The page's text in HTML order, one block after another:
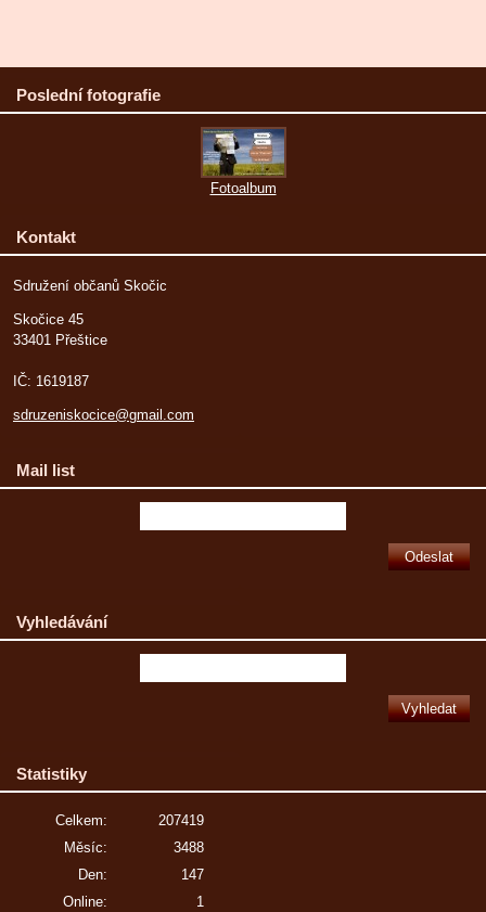
Poslední fotografie
Fotoalbum
Kontakt
Sdružení občanů Skočic
Skočice 45
33401 Přeštice
IČ: 1619187
sdruzeniskocice@gmail.com
Mail list
Vyhledávání
Statistiky
Online: 1
Celkem:
207419
Měsíc:
3488
Den:
147